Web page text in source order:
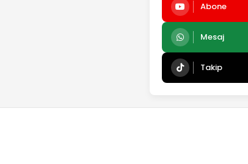
Abone
Mesaj
Takip